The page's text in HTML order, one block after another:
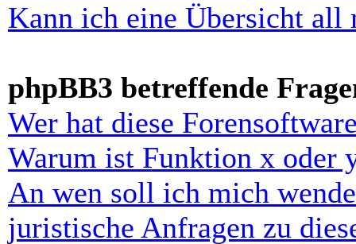
Kann ich eine Übersicht all
phpBB3 betreffende
Wer hat diese
Warum ist Funktion x oder
An wen soll ich mich
juristische Anfragen zu